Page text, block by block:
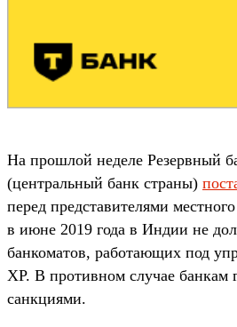
На прошлой неделе Резервный
(центральный банк страны)
перед представителями
в июне 2019 года в Индии не
банкоматов, работающих под
XP. В противном случае банкам
санкциями.